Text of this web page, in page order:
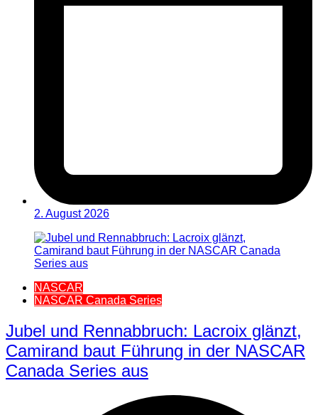
2. August 2026
NASCAR
NASCAR Canada Series
Jubel und Rennabbruch: Lacroix glänzt,
Camirand baut Führung in der NASCAR
Canada Series aus